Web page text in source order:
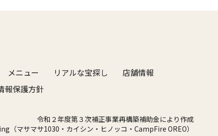
メニュー リアルな宝探し
店舗情報
報保護方針
令和２年度第３次補正事業再構築補助金により作成
マサマサ1030・カイシン・ヒノッコ・CampFire OREO）